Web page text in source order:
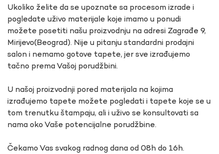
Ukoliko želite da se upoznate sa procesom izrade i
pogledate uživo materijale koje imamo u ponudi
možete posetiti našu proizvodnju na adresi Zagrađe 9,
Mirijevo(Beograd). Nije u pitanju standardni prodajni
salon i nemamo gotove tapete, jer sve izrađujemo
tačno prema Vašoj porudžbini.
U našoj proizvodnji pored materijala na kojima
izrađujemo tapete možete pogledati i tapete koje se u
tom trenutku štampaju, ali i uživo se konsultovati sa
nama oko Vaše potencijalne porudžbine.
Čekamo Vas svakog radnog dana od 08h do 16h.